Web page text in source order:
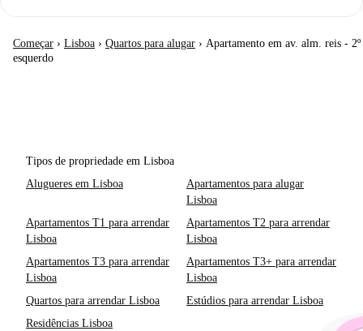
Começar › Lisboa › Quartos para alugar › Apartamento em av. alm. reis - 2º
esquerdo
Tipos de propriedade em Lisboa
Alugueres em Lisboa
Apartamentos para alugar
Lisboa
Apartamentos T1 para arrendar
Lisboa
Apartamentos T2 para arrendar
Lisboa
Apartamentos T3 para arrendar
Lisboa
Apartamentos T3+ para arrendar
Lisboa
Quartos para arrendar Lisboa
Estúdios para arrendar Lisboa
Residências Lisboa